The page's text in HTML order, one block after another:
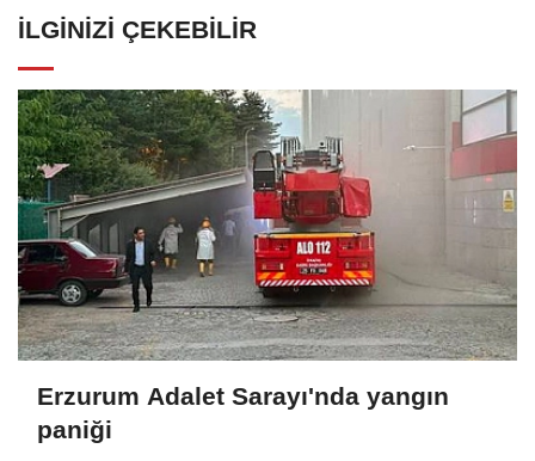
İLGINIZI ÇEKEBILIR
Erzurum Adalet Sarayı'nda yangın
paniği